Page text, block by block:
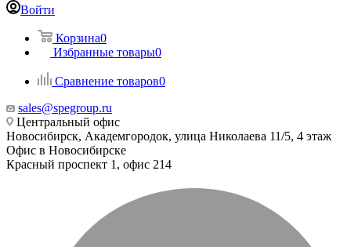
Войти
Корзина0
Избранные товары0
Сравнение товаров0
sales@spegroup.ru
Центральный офис
Новосибирск, Академгородок, улица Николаева 11/5, 4 этаж
Офис в Новосибирске
Красный проспект 1, офис 214